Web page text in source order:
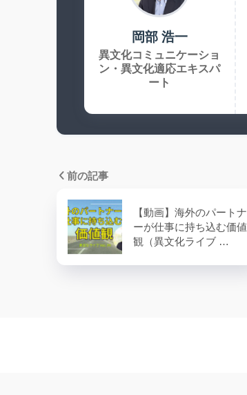
岡部 浩一
異文化コミュニケーショ
ン・異文化適応エキスパ
ート
前の記事
【動画】海外のパートナ
ーが仕事に持ち込む価値
観（異文化ライブ …